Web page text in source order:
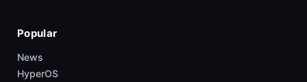
Popular
News
HyperOS